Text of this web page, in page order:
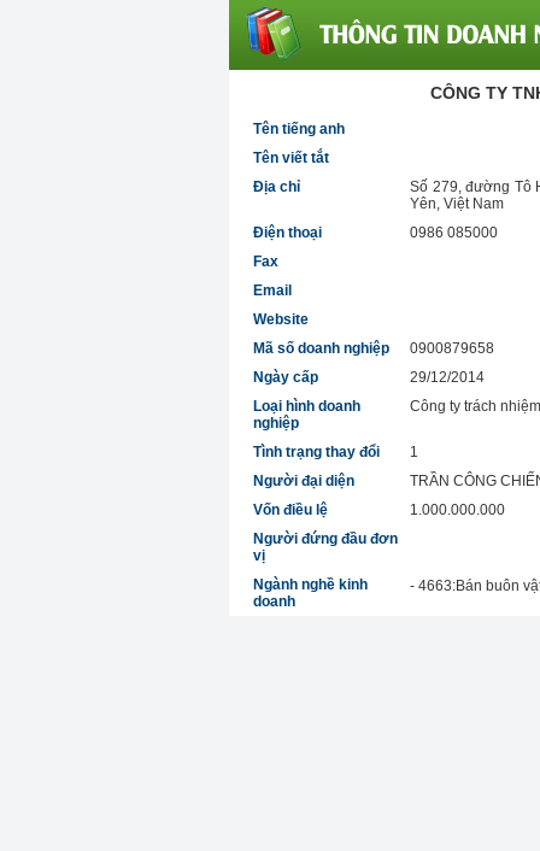
CÔNG TY
Tên tiếng anh
Tên viết tắt
Địa chỉ
Số 279, đường Tô
Yên, Việt Nam
Điện thoại
0986 085000
Fax
Email
Website
Mã số doanh nghiệp
0900879658
Ngày cấp
29/12/2014
Loại hình doanh
nghiệp
Công ty trách
Tình trạng thay đổi
1
Người đại diện
TRẦN CÔNG
Vốn điều lệ
1.000.000.000
Người đứng đầu đơn
vị
Ngành nghề kinh
doanh
- 4663:Bán buôn